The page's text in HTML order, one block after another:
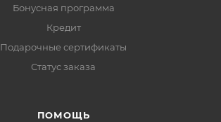
Бонусная программа
Кредит
Подарочные сертификаты
Статус заказа
ПОМОЩЬ